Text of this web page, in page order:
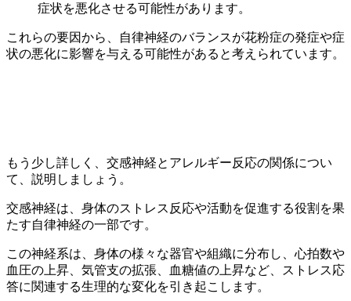
症状を悪化させる可能性があります。
これらの要因から、自律神経のバランスが花粉症の発症や症
状の悪化に影響を与える可能性があると考えられています。
もう少し詳しく、交感神経とアレルギー反応の関係につい
て、説明しましょう。
交感神経は、身体のストレス反応や活動を促進する役割を果
たす自律神経の一部です。
この神経系は、身体の様々な器官や組織に分布し、心拍数や
血圧の上昇、気管支の拡張、血糖値の上昇など、ストレス応
答に関連する生理的な変化を引き起こします。